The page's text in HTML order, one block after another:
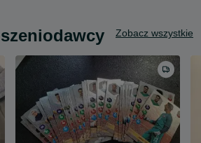
Zobacz wszystkie